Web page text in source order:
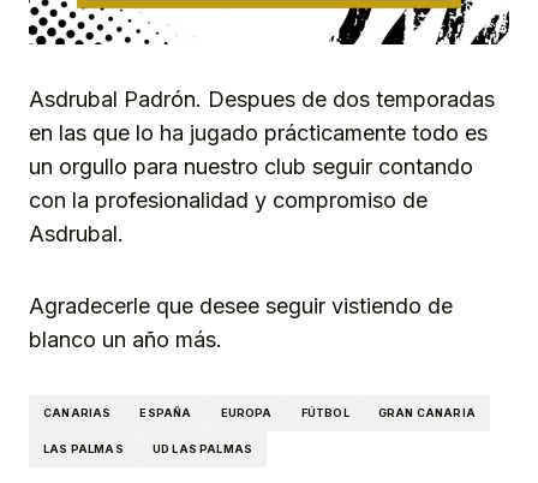
Asdrubal Padrón. Despues de dos temporadas
en las que lo ha jugado prácticamente todo es
un orgullo para nuestro club seguir contando
con la profesionalidad y compromiso de
Asdrubal.
Agradecerle que desee seguir vistiendo de
blanco un año más.
CANARIAS ESPAÑA EUROPA FÚTBOL GRAN CANARIA
LAS PALMAS UD LAS PALMAS